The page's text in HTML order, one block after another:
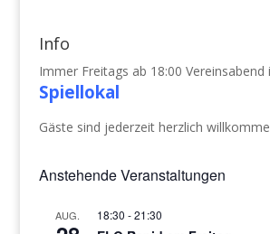
Info
Immer Freitags ab 18:00 Vereinsabend
Spiellokal
Gäste sind jederzeit herzlich
Anstehende Veranstaltungen
AUG. 18:30 -21:30